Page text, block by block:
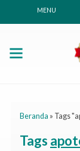
MENU
Beranda » Tags
Tags